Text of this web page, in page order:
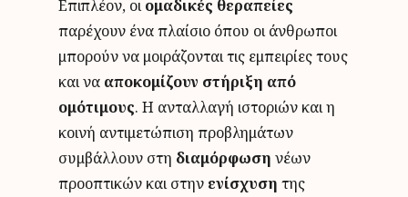
Επιπλέον, οιομαδικές θεραπείες
παρέχουν ένα πλαίσιο όπου οι άνθρωποι
μπορούν να μοιράζονται τις εμπειρίες τους
και να αποκομίζουν στήριξη από
ομότιμους. Η ανταλλαγή ιστοριών και η
κοινή αντιμετώπιση προβλημάτων
συμβάλλουν στη διαμόρφωση νέων
προοπτικών και στην ενίσχυση της